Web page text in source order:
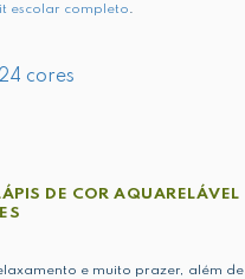
escolar completo.
DE COR AQUARELÁVEL
e muito prazer, além de